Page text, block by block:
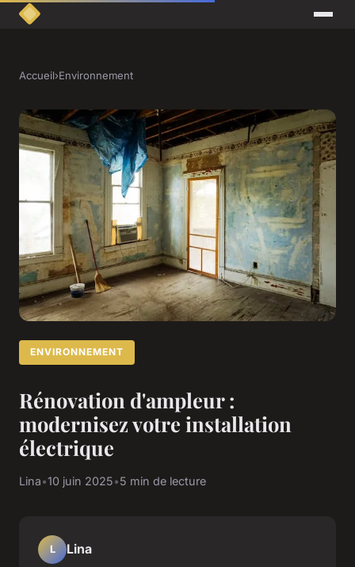
Accueil›Environnement
ENVIRONNEMENT
Rénovation d'ampleur :
modernisez votre installation
électrique
Lina•10 juin 2025•5 min de lecture
L Lina